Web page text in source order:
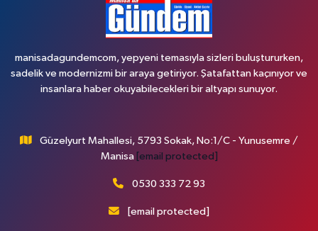
manisadagundemcom, yepyeni temasıyla sizleri buluştururken,
sadelik ve modernizmi bir araya getiriyor. Şatafattan kaçınıyor ve
insanlara haber okuyabilecekleri bir altyapı sunuyor.
Güzelyurt Mahallesi, 5793 Sokak, No:1/C - Yunusemre /
Manisa [email protected]
0530 333 72 93
[email protected]